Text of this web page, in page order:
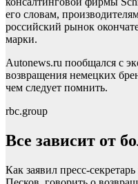
его словам,
российский рынок
марки.
Autonews.ru пообщался с
возвращения немецких
чем следует помнить.
rbc.group
Все зависит от
Как заявил пресс-